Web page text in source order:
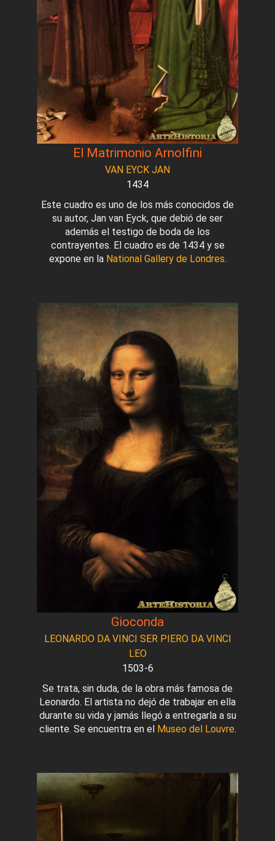
El Matrimonio Arnolfini
VAN EYCK JAN
1434
Este cuadro es uno de los más conocidos de
su autor, Jan van Eyck, que debió de ser
además el testigo de boda de los
contrayentes. El cuadro es de 1434 y se
expone en la National Gallery de Londres.
Gioconda
LEONARDO DA VINCI SER PIERO DA VINCI
LEO
1503-6
Se trata, sin duda, de la obra más famosa de
Leonardo. El artista no dejó de trabajar en ella
durante su vida y jamás llegó a entregarla a su
cliente. Se encuentra en el Museo del Louvre.